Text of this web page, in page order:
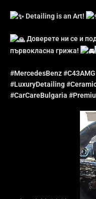
Detailing is an Art!
Доверете ни се и
първокласна грижа!
#MercedesBenz#C43AMG
#LuxuryDetailing
#CarCareBulgaria